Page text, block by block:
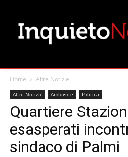
Home Altre Notizie
Altre Notizie Ambiente Politica
Quartiere
esasperati
sindaco di Palmi